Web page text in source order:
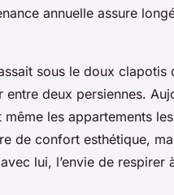
annuelle assure
sous le doux
deux persiennes.
les appartements
de confort esthétique,
lui, l’envie de respirer